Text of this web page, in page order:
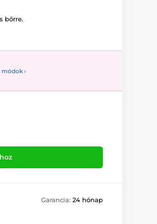
bőrre.
módok ›
Garancia: 24 hónap